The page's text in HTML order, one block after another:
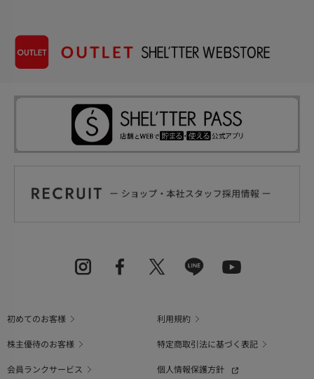
初めてのお客様
利用規約
株主優待のお客様
特定商取引法に基づく表記
会員ランクサービス
個人情報保護方針